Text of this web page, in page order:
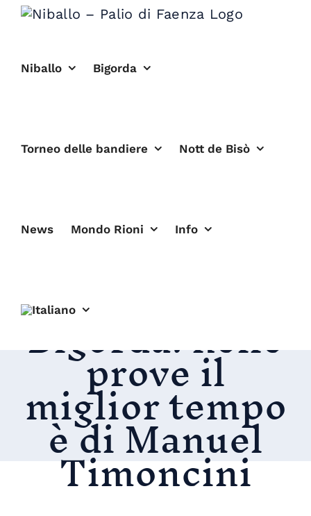
Salta
Niballo Bigorda
Torneo delle bandiere Nott de Bisò
News Mondo Rioni Info
Bigorda: nelle
prove il
miglior tempo
è di Manuel
Timoncini